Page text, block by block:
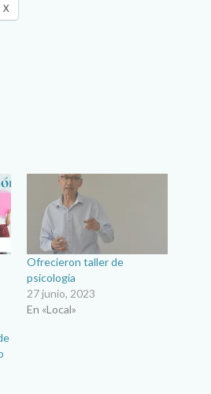
X
Ofrecieron taller de
psicología
27 junio, 2023
En «Local»